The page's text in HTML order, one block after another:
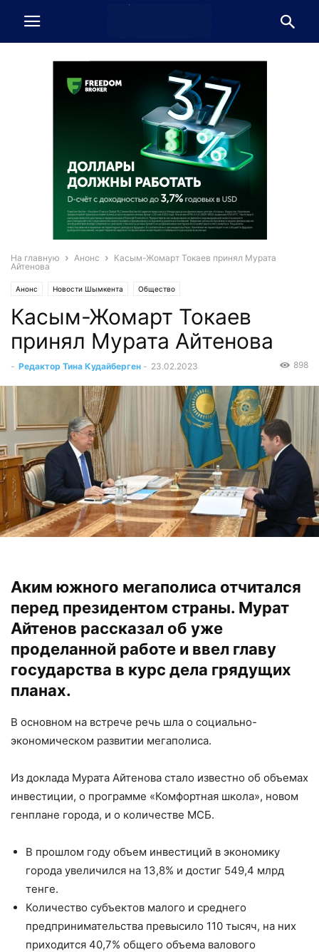
На главную Анонс
Касым-Жомарт Токаев принял Мурата
Айтенова
Анонс Новости Шымкента Общество
Касым-Жомарт Токаев
принял Мурата Айтенова
- Редактор Тина Кудайберген - 23.02.2023 898
Аким южного мегаполиса отчитался
перед президентом страны. Мурат
Айтенов рассказал об уже
проделанной работе и ввел главу
государства в курс дела грядущих
планах.
В основном на встрече речь шла о социально-
экономическом развитии мегаполиса.
Из доклада Мурата Айтенова стало известно об объемах
инвестиции, о программе «Комфортная школа», новом
генплане города, и о количестве МСБ.
В прошлом году объем инвестиций в экономику
города увеличился на 13,8% и достиг 549,4 млрд
тенге.
Количество субъектов малого и среднего
предпринимательства превысило 110 тысяч, на них
приходится 40,7% общего объема валового